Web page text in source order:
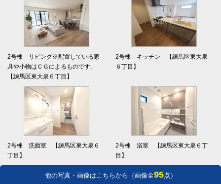
2号棟 リビング※配置している家
具や小物はＣＧによるものです。
【練馬区東大泉６丁目】
2号棟 キッチン 【練馬区東大泉
６丁目】
2号棟 洗面室 【練馬区東大泉６
丁目】
2号棟 浴室 【練馬区東大泉６丁
目】
他の写真・画像はこちらから （画像全95点）